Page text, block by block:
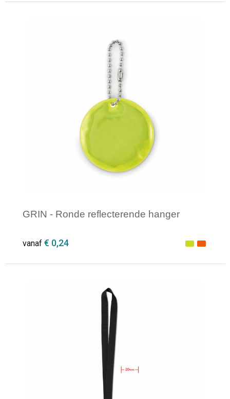
Minimale afname: 1
GRIN - Ronde reflecterende hanger
vanaf € 0,24
Minimale afname: 1